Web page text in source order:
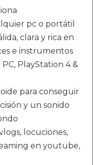
pc o portátil
clara y rica en
e instrumentos
PlayStation 4 &
para conseguir
y un sonido
locuciones,
en youtube,